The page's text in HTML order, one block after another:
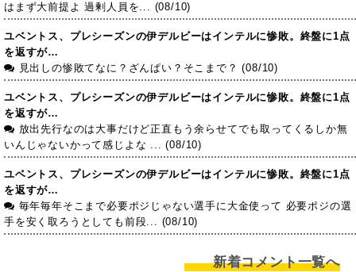
はまず大前提よ 過剰人員を... (08/10)
ユベントス、プレシーズンの伊デルビーはインテルに惨敗。終盤に1点
を返すが…
見出しの惨敗てなに？ざんぱい？そこまで？ (08/10)
ユベントス、プレシーズンの伊デルビーはインテルに惨敗。終盤に1点
を返すが…
放出先行なのは大事だけど正直もう余らせてでも取ってくるしか無
いんじゃないかって感じよな ... (08/10)
ユベントス、プレシーズンの伊デルビーはインテルに惨敗。終盤に1点
を返すが…
毎年毎年そこまで必要ポジじゃない選手に大金使って 必要ポジの選
手を安く取ろうとしても前段... (08/10)
新着コメント一覧へ